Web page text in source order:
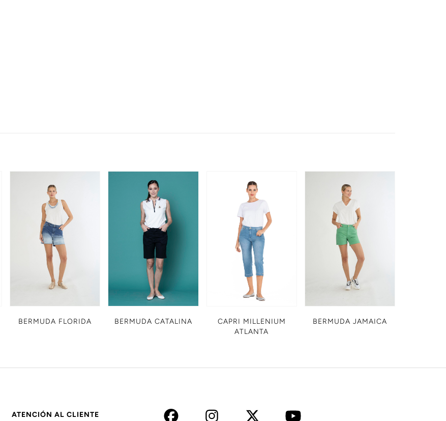
BERMUDA FLORIDA BERMUDA CATALINA
CAPRI MILLENIUM
ATLANTA
BERMUDA JAMAICA
ATENCIÓN AL CLIENTE